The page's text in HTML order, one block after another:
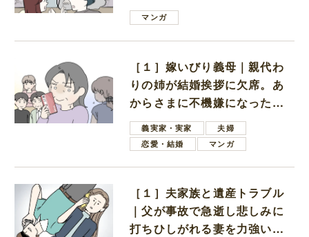
は電車好きの男の子ママ
マンガ
［１］嫁いびり義母｜親代わ
りの姉が結婚挨拶に欠席。あ
からさまに不機嫌になった義
母義実家・実家
夫婦
恋愛・結婚
マンガ
［１］夫家族と遺産トラブル
｜父が事故で急逝し悲しみに
打ちひしがれる妻を力強い言